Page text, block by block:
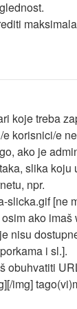
koje treba
korisnici/e
ako je
slika koju
npr.
slicka.gif [ne
ako imaš
nisu
i sl.].
obuhvatiti
img]